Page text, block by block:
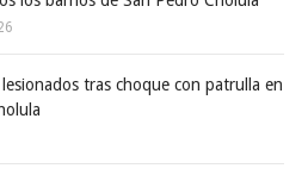
tras choque con patrulla en